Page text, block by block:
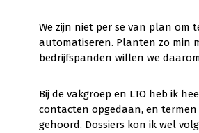
We zijn niet per se van plan om
automatiseren. Planten zo min
bedrijfspanden willen we
Bij de vakgroep en LTO heb ik
contacten opgedaan, en
gehoord. Dossiers kon ik wel